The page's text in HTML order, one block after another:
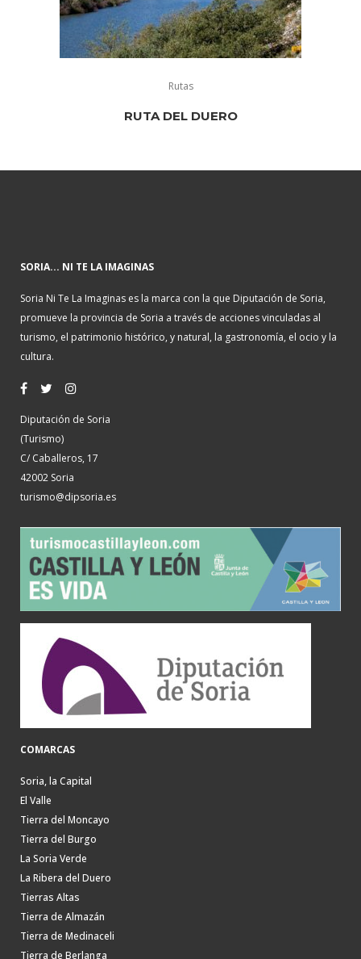
Rutas
RUTA DEL DUERO
SORIA... NI TE LA IMAGINAS
Soria Ni Te La Imaginas es la marca con la que Diputación de Soria,
promueve la provincia de Soria a través de acciones vinculadas al
turismo, el patrimonio histórico, y natural, la gastronomía, el ocio y la
cultura.
Diputación de Soria
(Turismo)
C/ Caballeros, 17
42002 Soria
turismo@dipsoria.es
COMARCAS
Soria, la Capital
El Valle
Tierra del Moncayo
Tierra del Burgo
La Soria Verde
La Ribera del Duero
Tierras Altas
Tierra de Almazán
Tierra de Medinaceli
Tierra de Berlanga